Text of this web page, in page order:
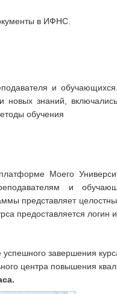
в ИФНС.
и
новых знаний,
обучения
Моего
и
представляет
предоставляется логин
завершения
центра повышения